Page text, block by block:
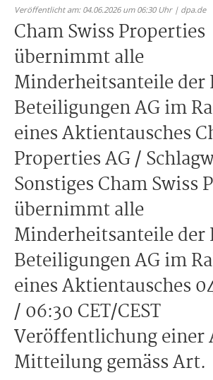
Veröffentlicht am: 04.06.2026 um 06:30 Uhr | dpa.de
Cham Swiss Properties
übernimmt alle
Minderheitsanteile der
Beteiligungen AG im
eines Aktientausches
Properties AG /
Sonstiges Cham Swiss
übernimmt alle
Minderheitsanteile der
Beteiligungen AG im
eines Aktientausches
/ 06:30 CET/CEST
Veröffentlichung
Mitteilung gemäss Art.